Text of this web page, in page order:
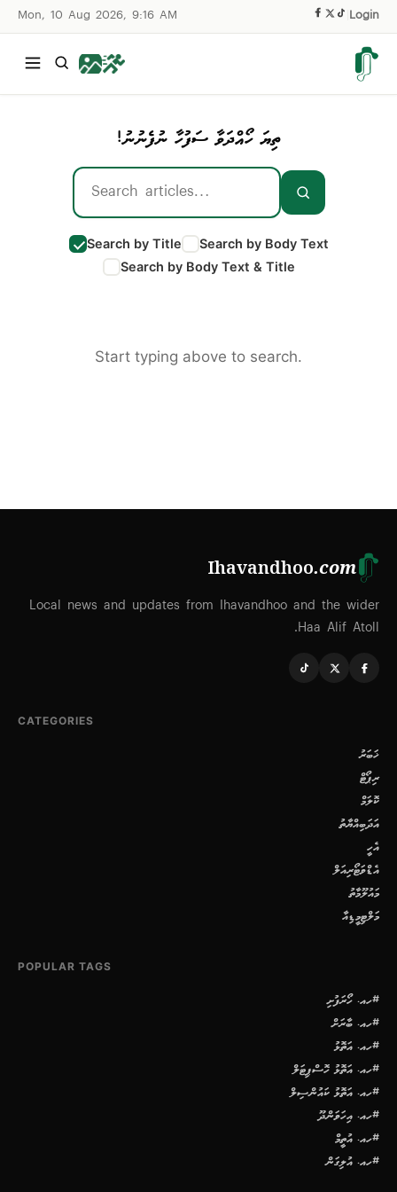
Mon, 10 Aug 2026, 9:16 AM Login
ތިޔަ ހޯއްދަވާ ސަފުހާ ނުފެނުނު!
Search by Title
Search by Body Text
Search by Body Text & Title
Start typing above to search.
Ihavandhoo.com
Local news and updates from Ihavandhoo and the wider
Haa Alif Atoll.
CATEGORIES
ޚަބަރު
ރިޕޯޓް
ކޮލަމް
އަދަބިއްޔާތު
އެހީ
އެޑްވަޓޯރިއަލް
މައުލޫމާތު
މަލްޓިމީޑިއާ
POPULAR TAGS
#ހއ. ހޯރަފުށި
#ހއ. ބާރަށް
#ހއ. އަތޮޅު
#ހއ. އަތޮޅު ހޮސްޕިޓަލް
#ހއ. އަތޮޅު ކައުންސިލް
#ހއ. އިހަވަންދޫ
#ހއ. އުތީމް
#ހއ. އުލިގަން